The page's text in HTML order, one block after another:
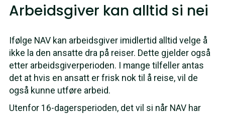
Arbeidsgiver kan alltid si nei
Ifølge NAV kan arbeidsgiver imidlertid alltid velge å
ikke la den ansatte dra på reiser. Dette gjelder også
etter arbeidsgiverperioden. I mange tilfeller antas
det at hvis en ansatt er frisk nok til å reise, vil de
også kunne utføre arbeid.
Utenfor 16-dagersperioden, det vil si når NAV har